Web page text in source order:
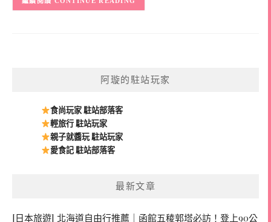
阿璇的駐站玩家
食尚玩家 駐站部落客
輕旅行 駐站玩家
親子就醬玩 駐站玩家
愛食記 駐站部落客
最新文章
[日本旅遊] 北海道自由行推薦｜函館五稜郭塔必訪！登上90公